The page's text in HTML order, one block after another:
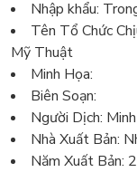
Nhập khẩu:
Tên Tổ Chức
Mỹ Thuật
Minh Họa:
Biên Soạn:
Người Dịch:
Nhà Xuất Bản:
Năm Xuất Bản: